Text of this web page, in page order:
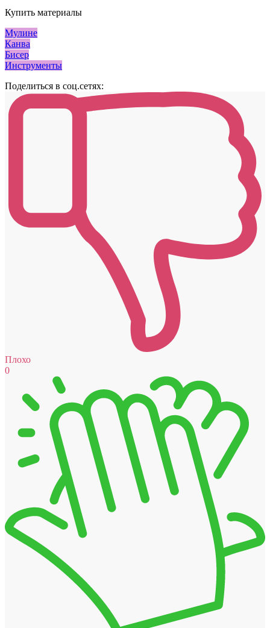
Купить материалы
Мулине
Канва
Бисер
Инструменты
Поделиться в соц.сетях:
Плохо
0